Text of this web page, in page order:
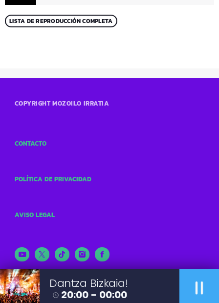
LISTA DE REPRODUCCIÓN COMPLETA
Dantza Bizkaia!
access_time 20:00 - 00:00 pause
COPYRIGHT MOZOILO IRRATIA
CONTACTO
POLÍTICA DE PRIVACIDAD
AVISO LEGAL